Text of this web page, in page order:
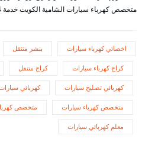
متخصص كهرباء سيارات الشامية الكويت خدمة 24 ساعة .
اخصائي كهرباء سيارات بنشر متنقل
كراج كهرباء سيارات كراج متنقل
كهربائي تصليح سيارات كهربائي
متخصص كهرباء سيارات متخصص
معلم كهربائي سيارات